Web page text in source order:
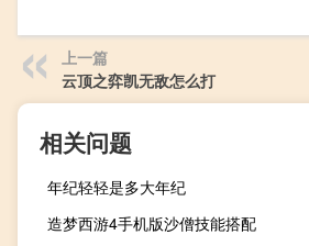
上一篇
云顶之弈凯无敌怎么打
相关问题
年纪轻轻是多大年纪
造梦西游4手机版沙僧技能搭配